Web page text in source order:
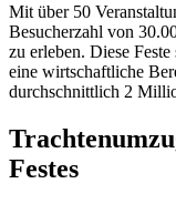
Mit über 50
Besucherzahl von
zu erleben. Diese
eine wirtschaftliche
durchschnittlich 2
Festes